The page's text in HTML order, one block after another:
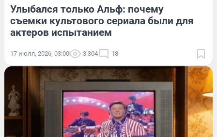
Улыбался только Альф: почему
съемки культового сериала были для
актеров испытанием
17 июля, 2026, 03:00 3 304 18